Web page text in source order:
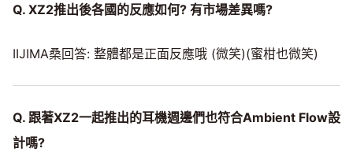
Q. XZ2推出後各國的反應如何? 有市場差異嗎?
IIJIMA桑回答: 整體都是正面反應哦 (微笑)(蜜柑也微笑)
Q. 跟著XZ2一起推出的耳機週邊們也符合Ambient Flow設
計嗎?